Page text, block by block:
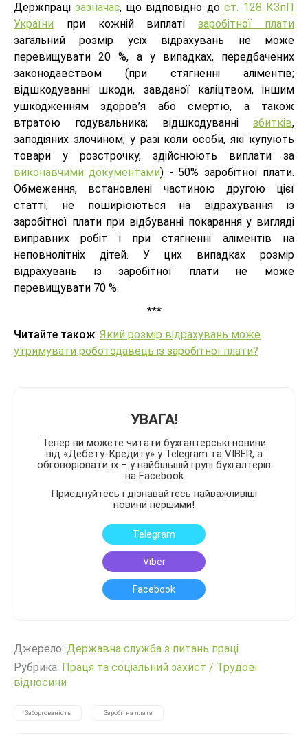
Держпрацізазначає, що відповідно дост. 128 КЗпП
України при кожній виплатізаробітної плати
загальний розмір усіх відрахувань не може
перевищувати 20 %, а у випадках, передбачених
законодавством (при стягненні аліментів;
відшкодуванні шкоди, завданої каліцтвом, іншим
ушкодженням здоров’я або смертю, а також
втратою годувальника; відшкодуванні збитків,
заподіяних злочином; у разі коли особи, які купують
товари у розстрочку, здійснюють виплати за
виконавчими документами) - 50% заробітної плати.
Обмеження, встановлені частиною другою цієї
статті, не поширюються на відрахування із
заробітної плати при відбуванні покарання у вигляді
виправних робіт і при стягненні аліментів на
неповнолітніх дітей. У цих випадках розмір
відрахувань із заробітної плати не може
перевищувати 70 %.
***
Читайте також: Який розмір відрахувань може
утримувати роботодавець із заробітної плати?
УВАГА!
Тепер ви можете читати бухгалтерські новини
від «Дебету-Кредиту» у Telegram та VIBER, а
обговорювати їх – у найбільшій групі бухгалтерів
на Facebook
Приєднуйтесь і дізнавайтесь найважливіші
новини першими!
Telegram
Viber
Facebook
Джерело: Державна служба з питань праці
Рубрика: Праця та соціальний захист / Трудові
відносини
Заборгованість Заробітна плата